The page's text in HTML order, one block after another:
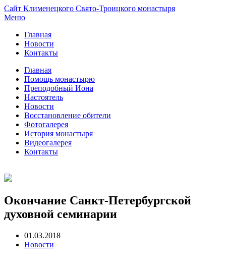
Cайт Клименецкого Свято-Троицкого монастыря
Меню
Главная
Новости
Контакты
Главная
Помощь монастырю
Преподобный Иона
Настоятель
Новости
Восстановление обители
Фотогалерея
История монастыря
Видеогалерея
Контакты
Окончание Санкт-Петербургской
духовной семинарии
01.03.2018
Новости